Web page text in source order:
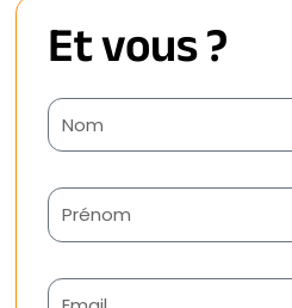
Et vous ?